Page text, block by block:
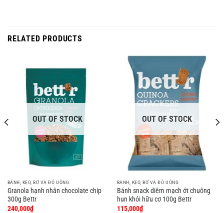
RELATED PRODUCTS
OUT OF STOCK
BÁNH, KẸO, BƠ VÀ ĐỒ UỐNG
Granola hạnh nhân chocolate chip
300g Bettr
240,000₫
OUT OF STOCK
BÁNH, KẸO, BƠ VÀ ĐỒ UỐNG
Bánh snack diêm mạch ớt chuông
hun khói hữu cơ 100g Bettr
115,000₫